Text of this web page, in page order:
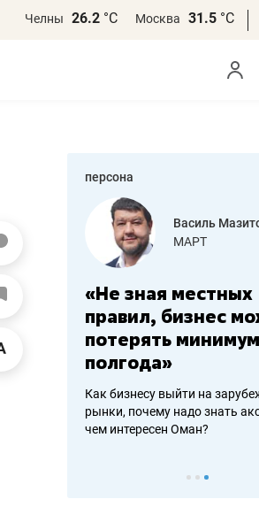
Челны 26.2 °С Москва 31.5 °С
персона
работа
Василь
МАРТ
«Не зная местных
правил, бизнес
потерять минимум
полгода»
Как бизнесу выйти на
рынки, почему надо знать
чем интересен Оман?